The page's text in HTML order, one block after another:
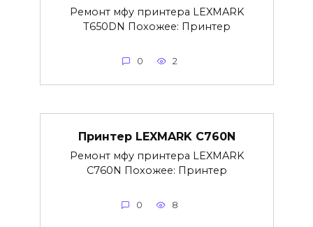
Ремонт мфу принтера LEXMARK
T650DN Похожее: Принтер
0 2
Принтер LEXMARK C760N
Ремонт мфу принтера LEXMARK
C760N Похожее: Принтер
0 8